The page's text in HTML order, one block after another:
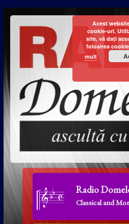
Radio
Classical and
Acest
cookie-uri.
site, vă dați
folosirea
mult